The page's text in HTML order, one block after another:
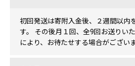
初回発送は寄附入金後、２週間以内
す。 その後月１回、全9回お送りい
により、お待たせする場合がござい